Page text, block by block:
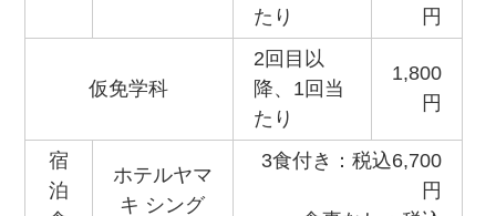
たり
円
仮免学科
2回目以
降、1回当
たり
1,800
円
宿
泊
ホテルヤマ
キ シング
3食付き：税込6,700
円